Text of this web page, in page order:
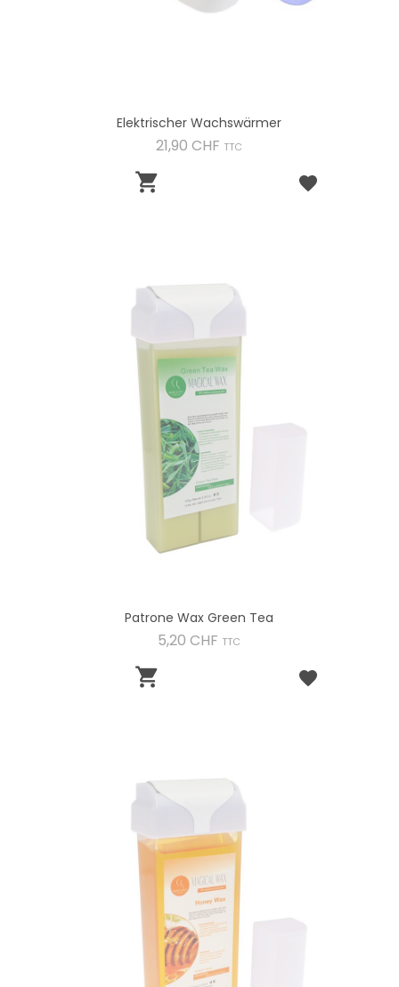
Elektrischer Wachswärmer
21,90 CHF Preis
TTC

Patrone Wax Green Tea
5,20 CHF Preis
TTC
